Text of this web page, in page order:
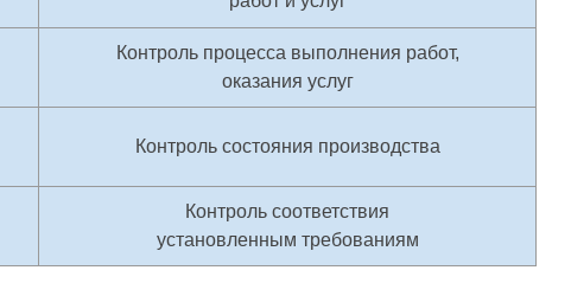
Контроль процесса выполнения работ,
оказания услуг
Контроль состояния производства
Контроль соответствия
установленным требованиям